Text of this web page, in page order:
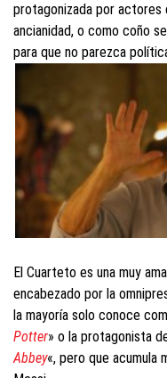
protagonizada por actores
ancianidad, o como coño
para que no parezca
El Cuarteto es una muy
encabezado por la
la mayoría solo conoce
Potter» o la protagonista
Abbey«, pero que acumula